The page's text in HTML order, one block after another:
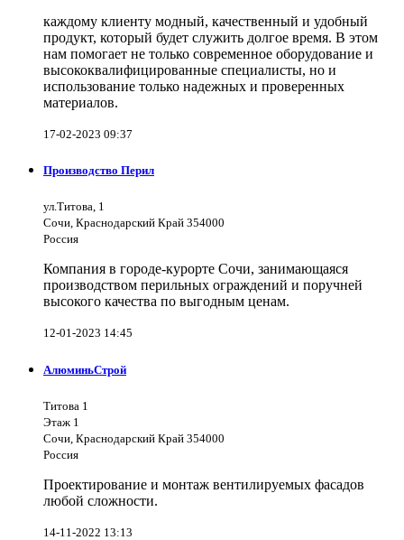
каждому клиенту модный, качественный и удобный
продукт, который будет служить долгое время. В этом
нам помогает не только современное оборудование и
высококвалифицированные специалисты, но и
использование только надежных и проверенных
материалов.
17-02-2023 09:37
Производство Перил
ул.Титова, 1
Сочи, Краснодарский Край 354000
Россия
Компания в городе-курорте Сочи, занимающаяся
производством перильных ограждений и поручней
высокого качества по выгодным ценам.
12-01-2023 14:45
АлюминьСтрой
Титова 1
Этаж 1
Сочи, Краснодарский Край 354000
Россия
Проектирование и монтаж вентилируемых фасадов
любой сложности.
14-11-2022 13:13